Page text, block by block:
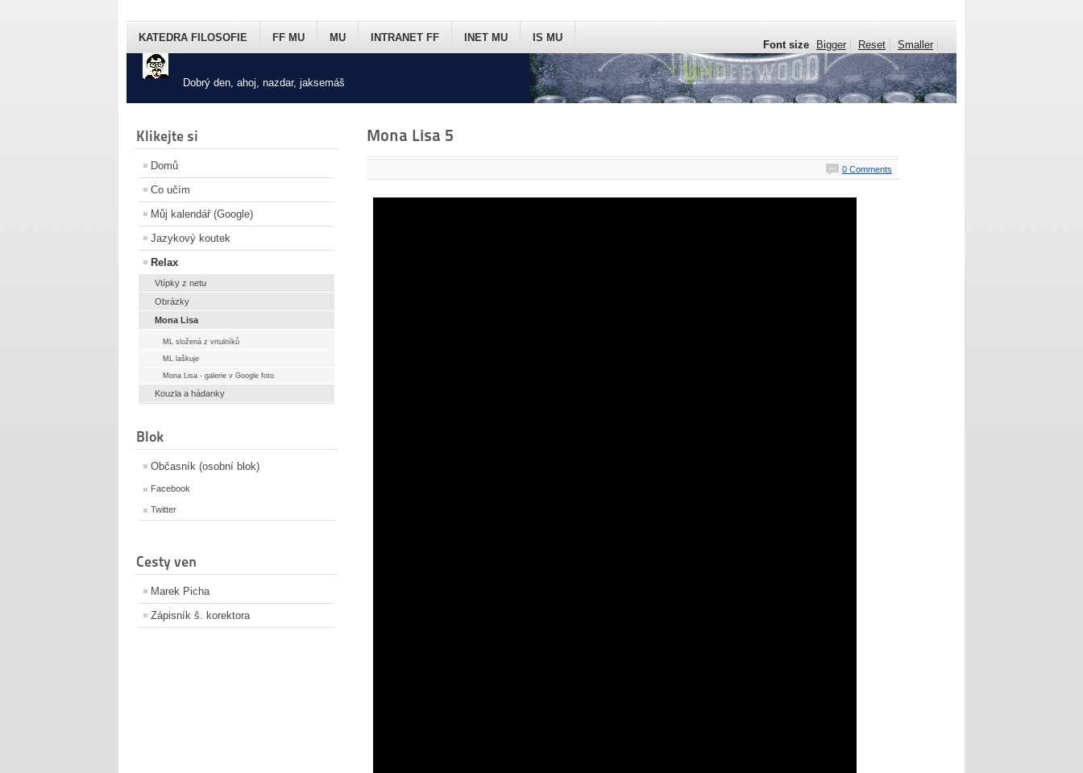
Dobrý den, ahoj, nazdar, jaksemáš
KATEDRA FILOSOFIE FF MU MU INTRANET FF INET MU IS MU
Font size Bigger Reset Smaller
Klikejte si
Domů
Co učím
Můj kalendář (Google)
Jazykový koutek
Relax
Vtípky z netu
Obrázky
Mona Lisa
ML složená z vrtulníků
ML laškuje
Mona Lisa - galerie v Google foto
Kouzla a hádanky
Blok
Občasník (osobní blok)
Facebook
Twitter
Cesty ven
Marek Picha
Zápisník š. korektora
Mona Lisa 5
0 Comments